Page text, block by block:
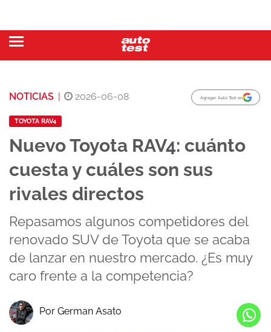
NOTICIAS | 2026-06-08 Agregar Auto Test en
TOYOTA RAV4
Nuevo Toyota RAV4: cuánto
cuesta y cuáles son sus
rivales directos
Repasamos algunos competidores del
renovado SUV de Toyota que se acaba
de lanzar en nuestro mercado. ¿Es muy
caro frente a la competencia?
Por German Asato